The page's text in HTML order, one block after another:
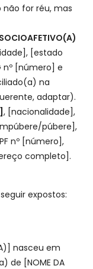
for réu, mas
[estado
nº [número] e
na
adaptar).
, [nacionalidade],
púbere],
nº [número],
completo].
expostos:
nasceu em
de [NOME DA